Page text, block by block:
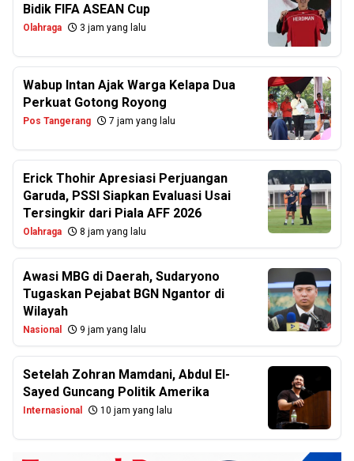
Bidik FIFA ASEAN Cup
Olahraga 3 jam yang lalu
Wabup Intan Ajak Warga Kelapa Dua
Perkuat Gotong Royong
Pos Tangerang 7 jam yang lalu
Erick Thohir Apresiasi Perjuangan
Garuda, PSSI Siapkan Evaluasi Usai
Tersingkir dari Piala AFF 2026
Olahraga 8 jam yang lalu
Awasi MBG di Daerah, Sudaryono
Tugaskan Pejabat BGN Ngantor di
Wilayah
Nasional 9 jam yang lalu
Setelah Zohran Mamdani, Abdul El-
Sayed Guncang Politik Amerika
Internasional 10 jam yang lalu